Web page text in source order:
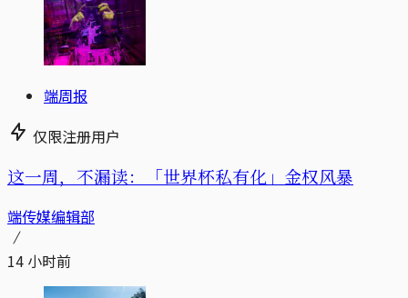
端周报
仅限注册用户
这一周，不漏读：「世界杯私有化」金权风暴
端传媒编辑部
14 小时前